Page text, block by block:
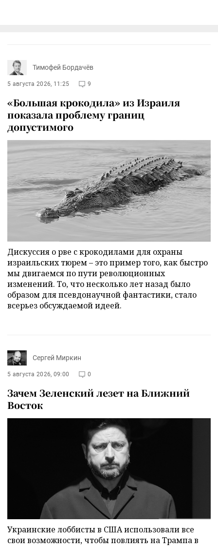
Тимофей Бордачёв
5 августа 2026, 11:25 9
«Большая крокодила» из Израиля
показала проблему границ
допустимого
Дискуссия о рве с крокодилами для охраны
израильских тюрем – это пример того, как быстро
мы двигаемся по пути революционных
изменений. То, что несколько лет назад было
образом для псевдонаучной фантастики, стало
всерьез обсуждаемой идеей.
Сергей Миркин
5 августа 2026, 09:00 0
Зачем Зеленский лезет на Ближний
Восток
Украинские лоббисты в США использовали все
свои возможности, чтобы повлиять на Трампа в